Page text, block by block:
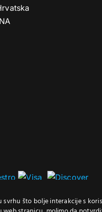
svrhu što bolje interakcije s